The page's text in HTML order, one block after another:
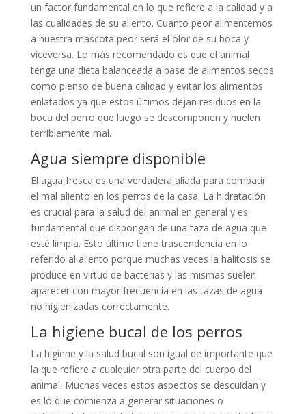
un factor fundamental en lo que refiere a la calidad y a
las cualidades de su aliento. Cuanto peor alimentemos
a nuestra mascota peor será el olor de su boca y
viceversa. Lo más recomendado es que el animal
tenga una dieta balanceada a base de alimentos secos
como pienso de buena calidad y evitar los alimentos
enlatados ya que estos últimos dejan residuos en la
boca del perro que luego se descomponen y huelen
terriblemente mal.
Agua siempre disponible
El agua fresca es una verdadera aliada para combatir
el mal aliento en los perros de la casa. La hidratación
es crucial para la salud del animal en general y es
fundamental que dispongan de una taza de agua que
esté limpia. Esto último tiene trascendencia en lo
referido al aliento porque muchas veces la halitosis se
produce en virtud de bacterias y las mismas suelen
aparecer con mayor frecuencia en las tazas de agua
no higienizadas correctamente.
La higiene bucal de los perros
La higiene y la salud bucal son igual de importante que
la que refiere a cualquier otra parte del cuerpo del
animal. Muchas veces estos aspectos se descuidan y
es lo que comienza a generar situaciones o